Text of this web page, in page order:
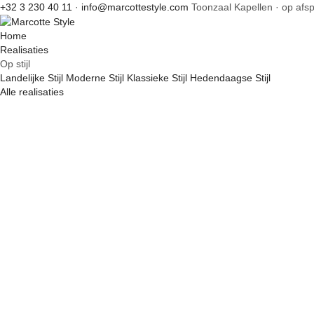
+32 3 230 40 11 · info@marcottestyle.com Toonzaal Kapellen · op
Home
Realisaties
Op stijl
Landelijke Stijl Moderne Stijl Klassieke Stijl Hedendaagse Stijl
Alle realisaties